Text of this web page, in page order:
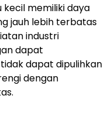
kecil memiliki daya
jauh lebih terbatas
industri
dapat
dapat dipulihkan
dengan